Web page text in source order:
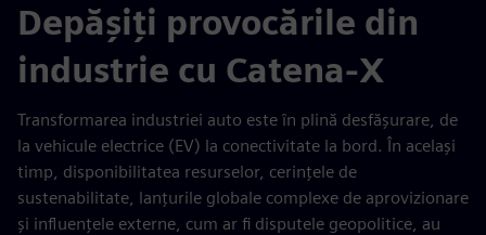
Depășiți provocările din
industrie cu Catena-X
Transformarea industriei auto este în plină desfășurare, de
la vehicule electrice (EV) la conectivitate la bord. În același
timp, disponibilitatea resurselor, cerințele de
sustenabilitate, lanțurile globale complexe de aprovizionare
și influențele externe, cum ar fi disputele geopolitice, au